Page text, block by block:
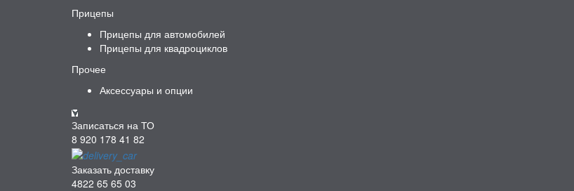
Прицепы
Прицепы для автомобилей
Прицепы для квадроциклов
Прочее
Аксессуары и опции
Записаться на ТО
8 920 178 41 82
Заказать доставку
4822 65 65 03